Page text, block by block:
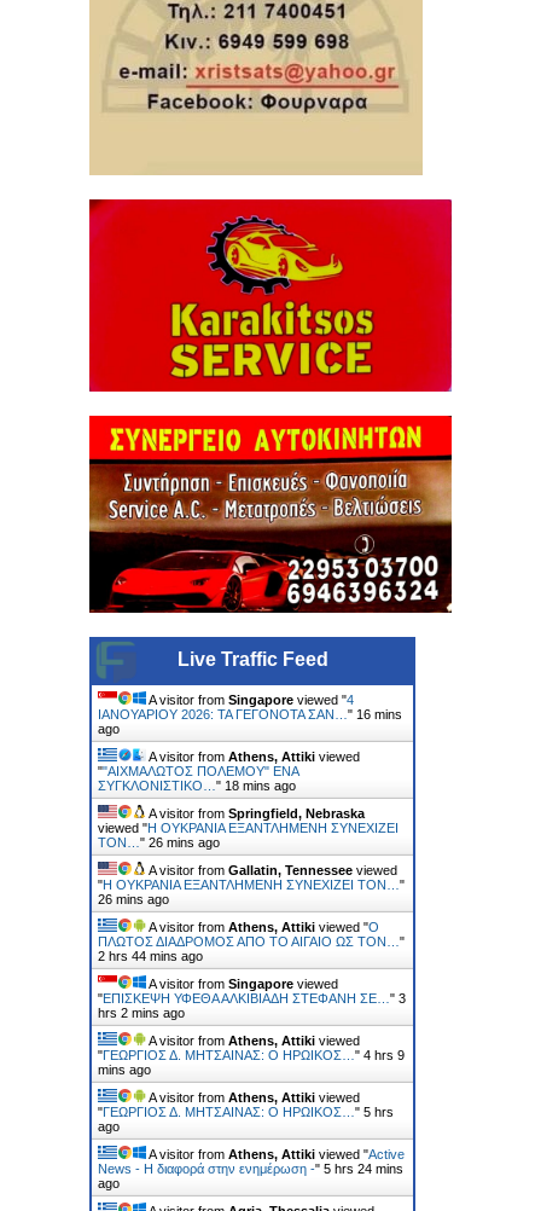
Live Traffic Feed
A visitor from Singapore viewed "4
ΙΑΝΟΥΑΡΙΟΥ 2026: ΤΑ ΓΕΓΟΝΟΤΑ ΣΑΝ… " 16 mins
ago
A visitor from Athens, Attiki viewed
""ΑΙΧΜΑΛΩΤΟΣ ΠΟΛΕΜΟΥ" ΕΝΑ
ΣΥΓΚΛΟΝΙΣΤΙΚΟ… " 18 mins ago
A visitor from Springfield, Nebraska
viewed "H ΟΥΚΡΑΝΙΑ ΕΞΑΝΤΛΗΜΕΝΗ ΣΥΝΕΧΙΖΕΙ
ΤΟΝ… " 26 mins ago
A visitor from Gallatin, Tennessee viewed
"H ΟΥΚΡΑΝΙΑ ΕΞΑΝΤΛΗΜΕΝΗ ΣΥΝΕΧΙΖΕΙ ΤΟΝ… "
26 mins ago
A visitor from Athens, Attiki viewed "Ο
ΠΛΩΤΟΣ ΔΙΑΔΡΟΜΟΣ ΑΠΟ ΤΟ ΑΙΓΑΙΟ ΩΣ ΤΟΝ… "
2 hrs 44 mins ago
A visitor from Singapore viewed
"ΕΠΙΣΚΕΨΗ ΥΦΕΘΑ ΑΛΚΙΒΙΑΔΗ ΣΤΕΦΑΝΗ ΣΕ… " 3
hrs 2 mins ago
A visitor from Athens, Attiki viewed
"ΓΕΩΡΓΙΟΣ Δ. ΜΗΤΣΑΙΝΑΣ: Ο ΗΡΩΙΚΟΣ… " 4 hrs 9
mins ago
A visitor from Athens, Attiki viewed
"ΓΕΩΡΓΙΟΣ Δ. ΜΗΤΣΑΙΝΑΣ: Ο ΗΡΩΙΚΟΣ… " 5 hrs
ago
A visitor from Athens, Attiki viewed "Active
News - Η διαφορά στην ενημέρωση -" 5 hrs 24 mins
ago